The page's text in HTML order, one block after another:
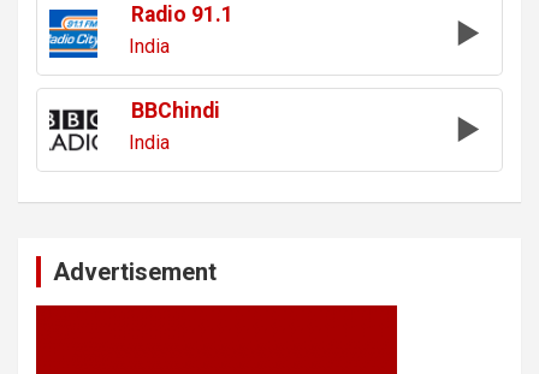
Radio 91.1
India
BBChindi
India
Advertisement